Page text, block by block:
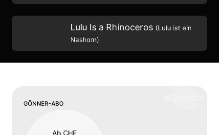
Lulu Is a Rhinoceros (Lulu ist ein
Nashorn)
GÖNNER-ABO
Ab CHF